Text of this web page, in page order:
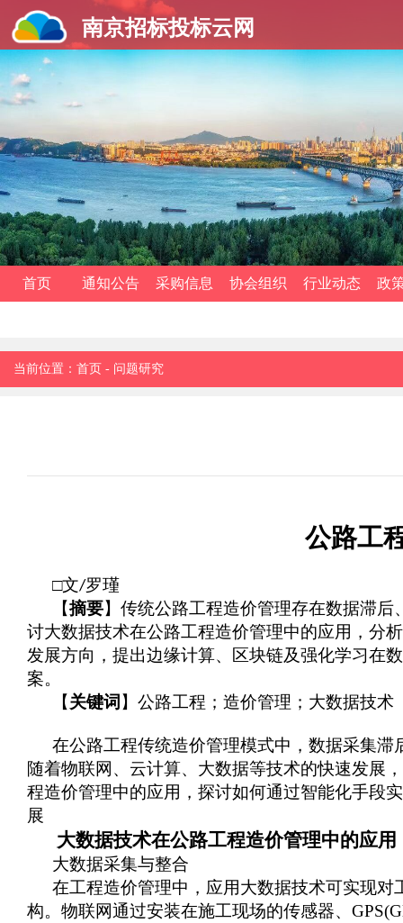
南京招标投标云网
首页 通知公告 采购信息 协会组织 行业动态 政
当前位置： 首页 - 问题研究
公路工
□文/罗瑾
【摘要】传统公路工程造价管理存在数据滞
讨大数据技术在公路工程造价管理中的应用，分
发展方向，提出边缘计算、区块链及强化学习在
案。
【关键词 】公路工程 ； 造价管理 ； 大数据技术
在公路工程传统造价管理模式中，数据采集
随着物联网、云计算、大数据等技术的快速发展
程造价管理中的应用，探讨如何通过智能化手段
展
大数据技术在公路工程造价管理中的应用
大数据采集与整合
在工程造价管理中，应用大数据技术可实现对
构。物联网通过安装在施工现场的传感器、